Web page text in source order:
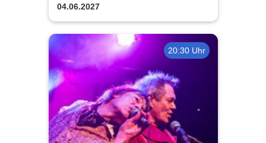
04.06.2027
20:30 Uhr